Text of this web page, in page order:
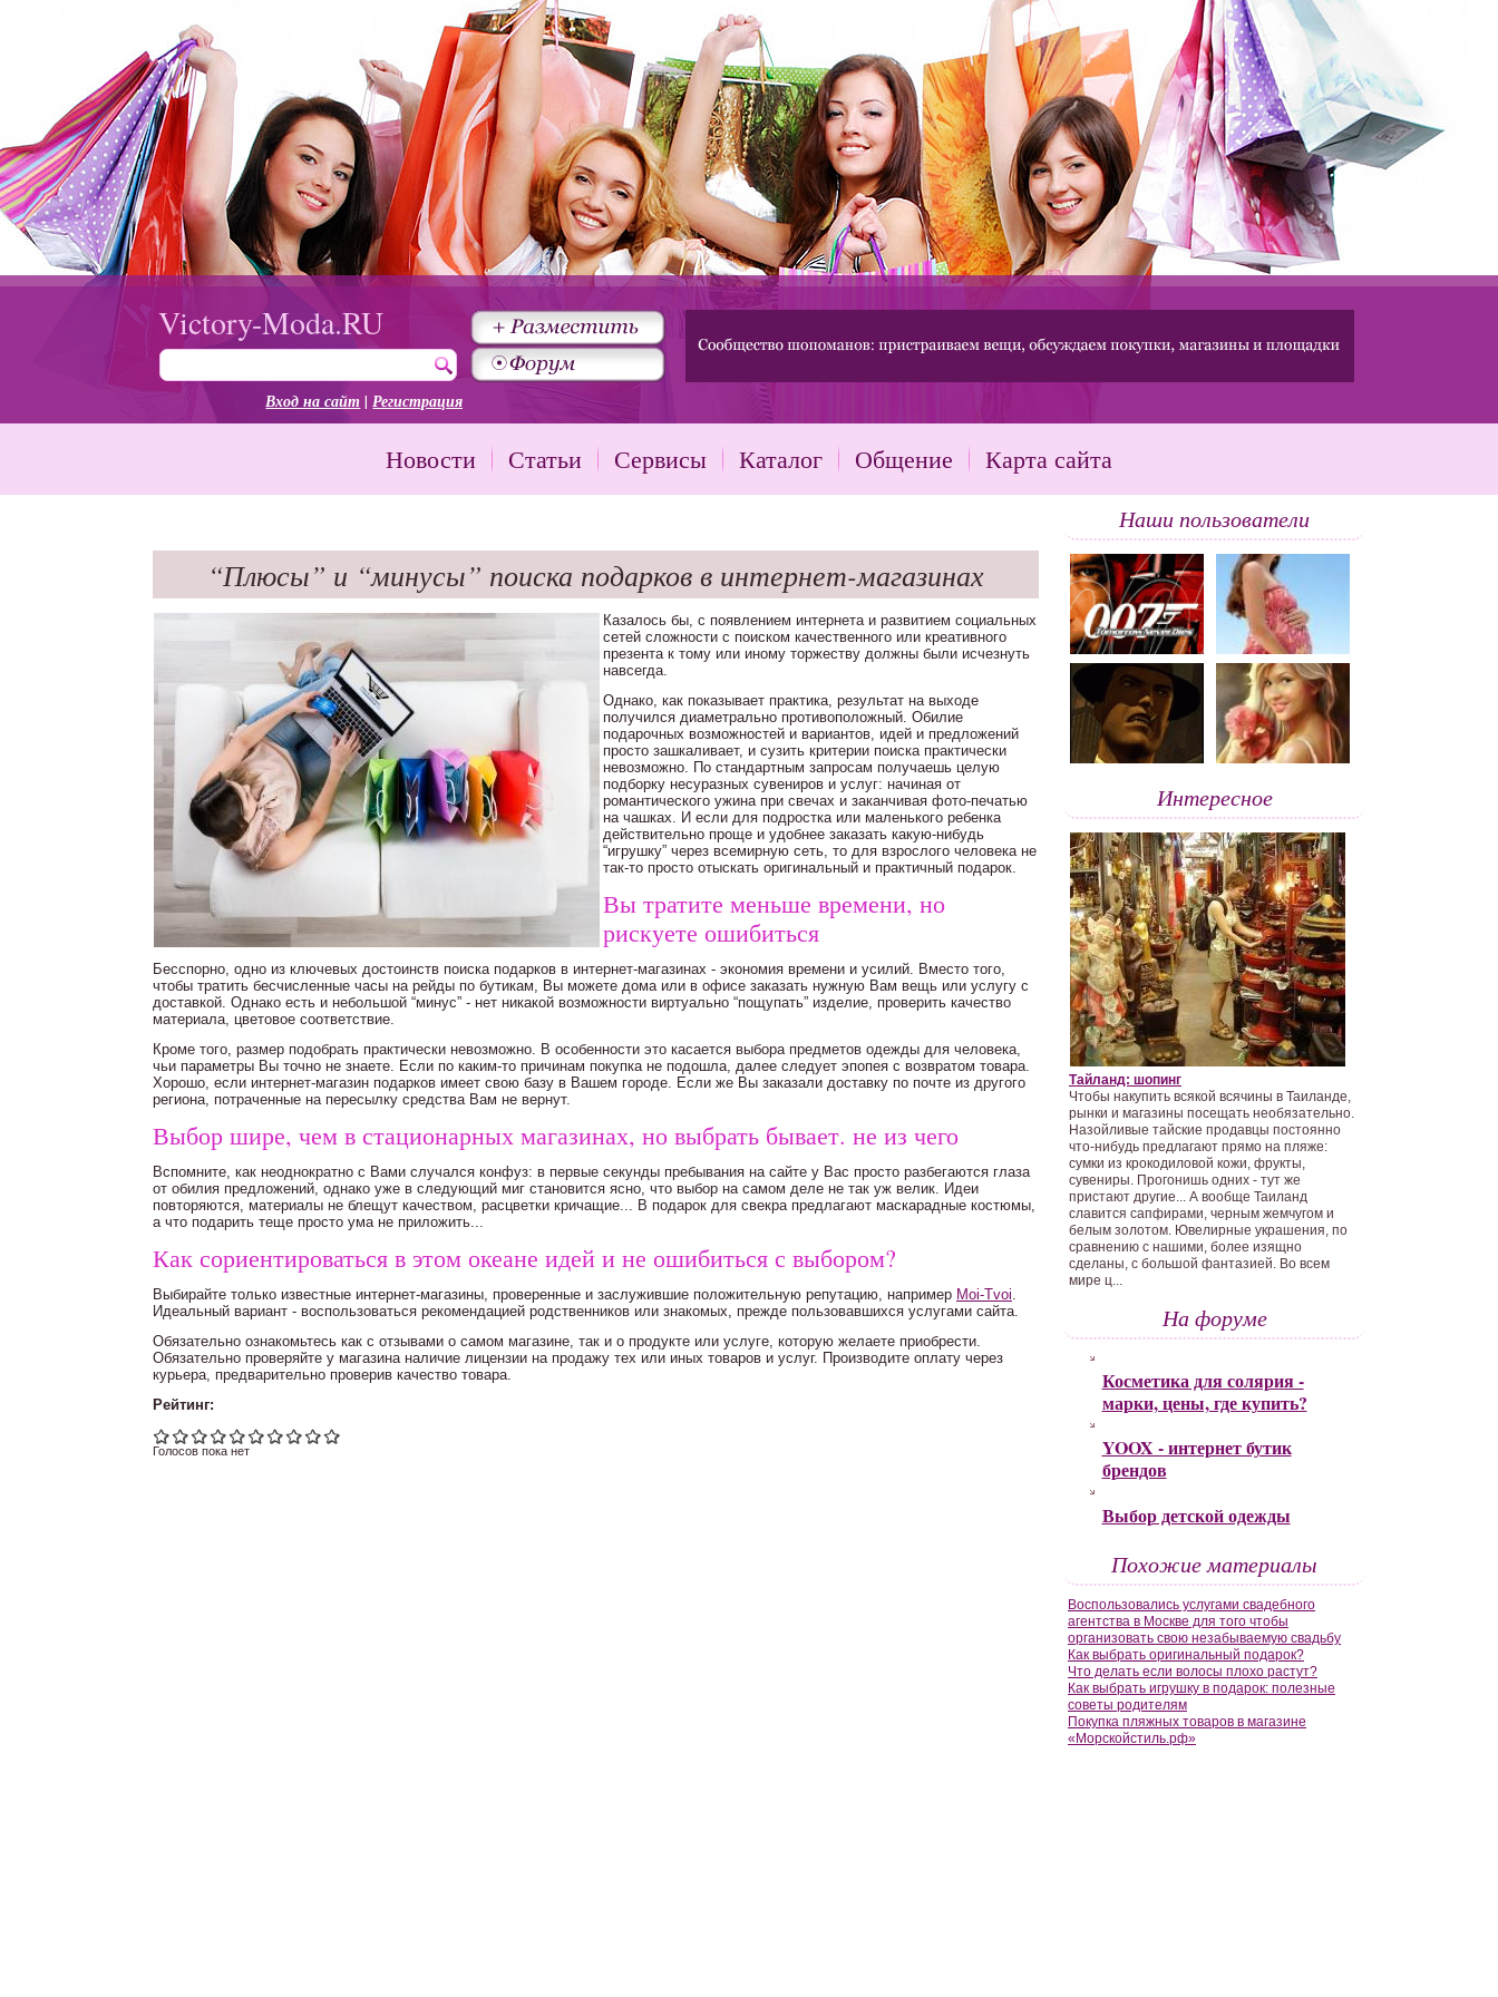
Victory-Moda.RU
Вход на сайт |Регистрация
Новости Статьи Сервисы Каталог Общение Карта сайта
“Плюсы” и “минусы” поиска подарков в интернет-магазинах
Казалось бы, с появлением интернета и развитием социальных
сетей сложности с поиском качественного или креативного
презента к тому или иному торжеству должны были исчезнуть
навсегда.
Однако, как показывает практика, результат на выходе
получился диаметрально противоположный. Обилие
подарочных возможностей и вариантов, идей и предложений
просто зашкаливает, и сузить критерии поиска практически
невозможно. По стандартным запросам получаешь целую
подборку несуразных сувениров и услуг: начиная от
романтического ужина при свечах и заканчивая фото-печатью
на чашках. И если для подростка или маленького ребенка
действительно проще и удобнее заказать какую-нибудь
“игрушку” через всемирную сеть, то для взрослого человека не
так-то просто отыскать оригинальный и практичный подарок.
Вы тратите меньше времени, но
рискуете ошибиться
Бесспорно, одно из ключевых достоинств поиска подарков в интернет-магазинах - экономия времени и усилий. Вместо того,
чтобы тратить бесчисленные часы на рейды по бутикам, Вы можете дома или в офисе заказать нужную Вам вещь или услугу с
доставкой. Однако есть и небольшой “минус” - нет никакой возможности виртуально “пощупать” изделие, проверить качество
материала, цветовое соответствие.
Кроме того, размер подобрать практически невозможно. В особенности это касается выбора предметов одежды для человека,
чьи параметры Вы точно не знаете. Если по каким-то причинам покупка не подошла, далее следует эпопея с возвратом товара.
Хорошо, если интернет-магазин подарков имеет свою базу в Вашем городе. Если же Вы заказали доставку по почте из другого
региона, потраченные на пересылку средства Вам не вернут.
Выбор шире, чем в стационарных магазинах, но выбрать бывает. не из чего
Вспомните, как неоднократно с Вами случался конфуз: в первые секунды пребывания на сайте у Вас просто разбегаются глаза
от обилия предложений, однако уже в следующий миг становится ясно, что выбор на самом деле не так уж велик. Идеи
повторяются, материалы не блещут качеством, расцветки кричащие... В подарок для свекра предлагают маскарадные костюмы,
а что подарить теще просто ума не приложить...
Как сориентироваться в этом океане идей и не ошибиться с выбором?
Выбирайте только известные интернет-магазины, проверенные и заслужившие положительную репутацию, например Moi-Tvoi.
Идеальный вариант - воспользоваться рекомендацией родственников или знакомых, прежде пользовавшихся услугами сайта.
Обязательно ознакомьтесь как с отзывами о самом магазине, так и о продукте или услуге, которую желаете приобрести.
Обязательно проверяйте у магазина наличие лицензии на продажу тех или иных товаров и услуг. Производите оплату через
курьера, предварительно проверив качество товара.
Рейтинг:
Голосов пока нет
Наши пользователи
Интересное
Тайланд: шопинг
Чтобы накупить всякой всячины в Таиланде,
рынки и магазины посещать необязательно.
Назойливые тайские продавцы постоянно
что-нибудь предлагают прямо на пляже:
сумки из крокодиловой кожи, фрукты,
сувениры. Прогонишь одних - тут же
пристают другие... А вообще Таиланд
славится сапфирами, черным жемчугом и
белым золотом. Ювелирные украшения, по
сравнению с нашими, более изящно
сделаны, с большой фантазией. Во всем
мире ц...
На форуме
Косметика для солярия -
марки, цены, где купить?
YOOX - интернет бутик
брендов
Выбор детской одежды
Похожие материалы
Воспользовались услугами свадебного
агентства в Москве для того чтобы
организовать свою незабываемую свадьбу
Как выбрать оригинальный подарок?
Что делать если волосы плохо растут?
Как выбрать игрушку в подарок: полезные
советы родителям
Покупка пляжных товаров в магазине
«Морскойстиль.рф»